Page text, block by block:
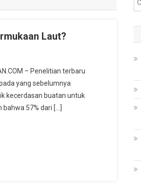
Laut?
– Penelitian terbaru
yang sebelumnya
kecerdasan buatan untuk
57% dari […]